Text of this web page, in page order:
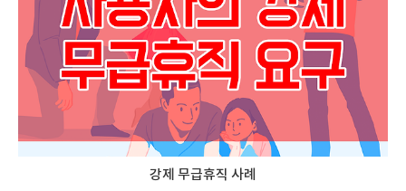
강제 무급휴직 사례